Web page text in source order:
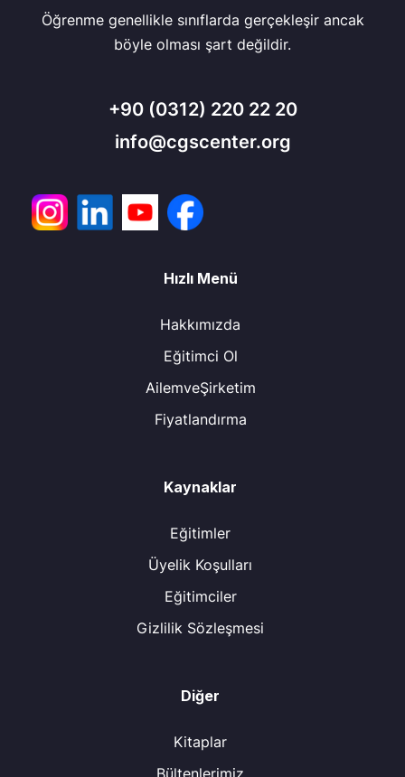
Öğrenme genellikle sınıflarda gerçekleşir ancak
böyle olması şart değildir.
+90 (0312) 220 22 20
info@cgscenter.org
Hızlı Menü
Hakkımızda
Eğitimci Ol
AilemveŞirketim
Fiyatlandırma
Kaynaklar
Eğitimler
Üyelik Koşulları
Eğitimciler
Gizlilik Sözleşmesi
Diğer
Kitaplar
Bültenlerimiz